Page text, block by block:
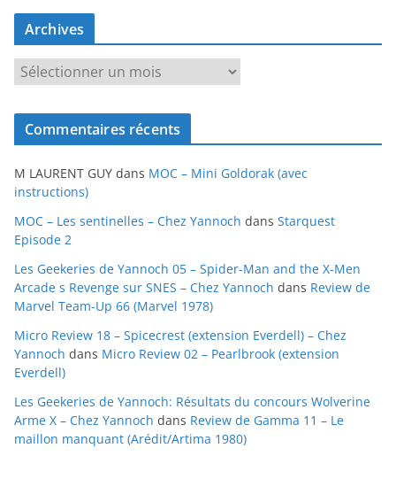
Archives
c
v
e
s
Commentaires récents
M LAURENT GUY dans MOC – Mini Goldorak (avec
instructions)
MOC – Les sentinelles – Chez Yannoch dans Starquest
Episode 2
Les Geekeries de Yannoch 05 – Spider-Man and the X-Men
Arcade s Revenge sur SNES – Chez Yannoch dans Review de
Marvel Team-Up 66 (Marvel 1978)
Micro Review 18 – Spicecrest (extension Everdell) – Chez
Yannoch dans Micro Review 02 – Pearlbrook (extension
Everdell)
Les Geekeries de Yannoch: Résultats du concours Wolverine
Arme X – Chez Yannoch dans Review de Gamma 11 – Le
maillon manquant (Arédit/Artima 1980)